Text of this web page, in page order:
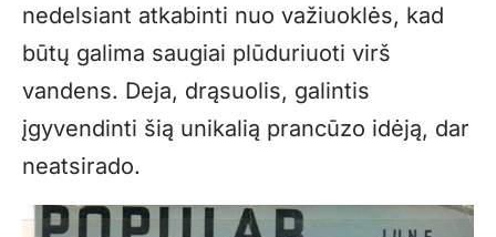
nedelsiant atkabinti nuo važiuoklės, kad
būtų galima saugiai plūduriuoti virš
vandens. Deja, drąsuolis, galintis
įgyvendinti šią unikalią prancūzo idėją, dar
neatsirado.